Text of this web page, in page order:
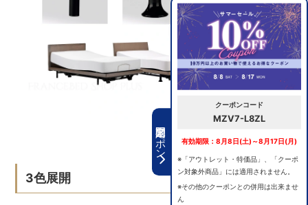
期間限定クーポン
クーポンコード
MZV7-L8ZL
有効期限：8月8日(土)～8月17日(月)
※「アウトレット・特価品」、「クーポ
ン対象外商品」には適用されません。
※その他のクーポンとの併用は出来ませ
ん
3色展開